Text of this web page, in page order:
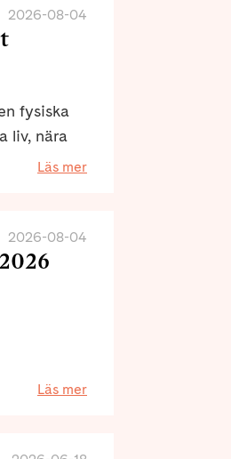
2026-08-04
fysiska
liv, nära
Läs mer
2026-08-04
Läs mer